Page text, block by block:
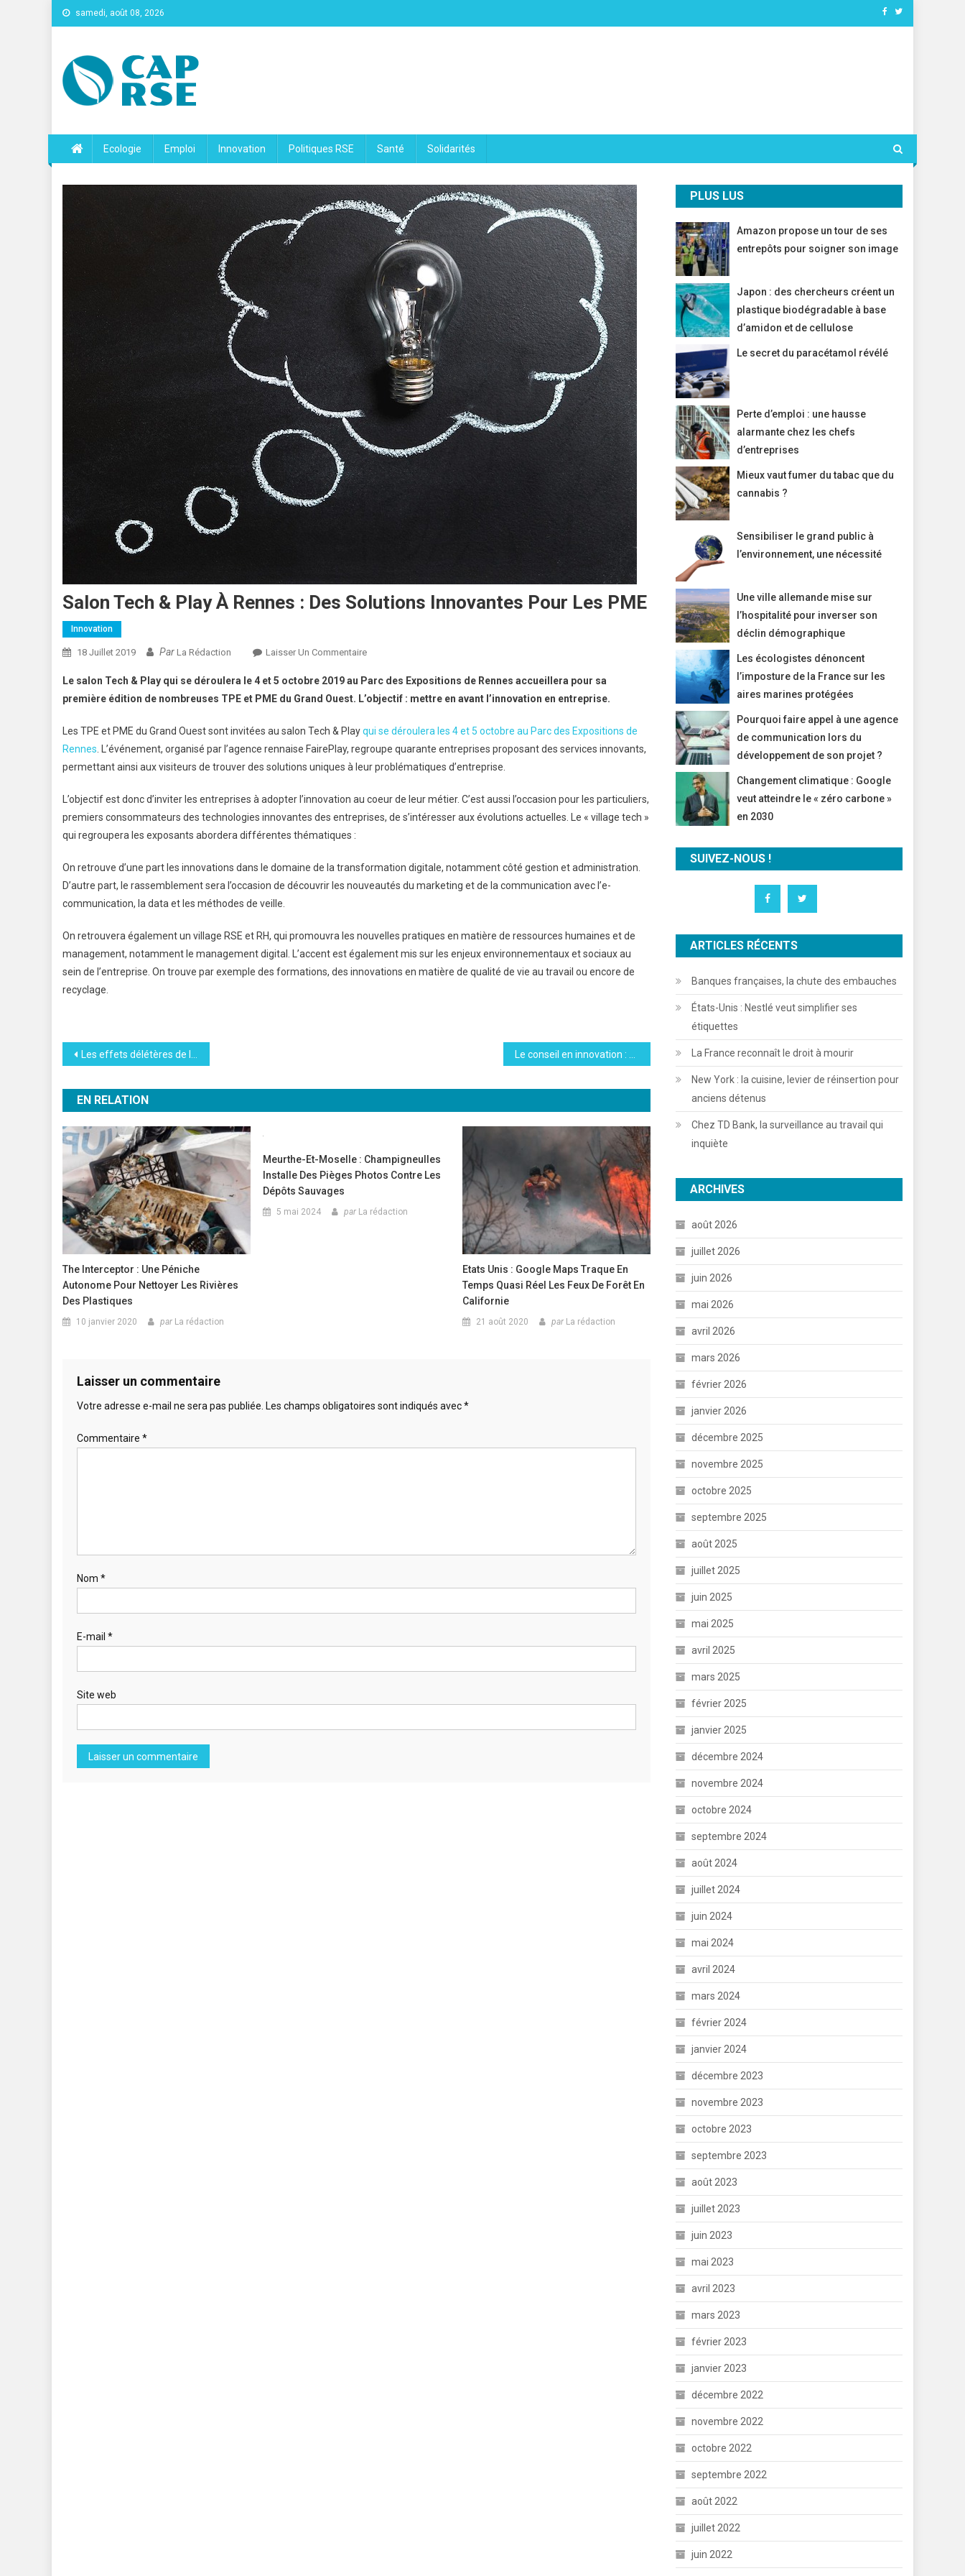
samedi, août 08, 2026
Ecologie Emploi Innovation Politiques RSE Santé Solidarités
Salon Tech & Play À Rennes : Des Solutions Innovantes Pour Les PME
Innovation
18 Juillet 2019 Par La Rédaction Laisser Un CommentaireSur
Tech
&
À
Rennes
:
Solutions
Innovantes
PME
Le salon Tech & Play qui se déroulera le 4 et 5 octobre 2019 au Parc des Expositions de Rennes accueillera pour sa
première édition de nombreuses TPE et PME du Grand Ouest. L’objectif : mettre en avant l’innovation en entreprise.
Les TPE et PME du Grand Ouest sont invitées au salon Tech & Playqui se déroulera les 4 et 5 octobre au Parc des Expositions de
Rennes . L’événement, organisé par l’agence rennaise FairePlay, regroupe quarante entreprises proposant des services innovants,
permettant ainsi aux visiteurs de trouver des solutions uniques à leur problématiques d’entreprise.
L’objectif est donc d’inviter les entreprises à adopter l’innovation au coeur de leur métier. C’est aussi l’occasion pour les particuliers,
premiers consommateurs des technologies innovantes des entreprises, de s’intéresser aux évolutions actuelles. Le « village tech »
qui regroupera les exposants abordera différentes thématiques :
On retrouve d’une part les innovations dans le domaine de la transformation digitale, notamment côté gestion et administration.
D’autre part, le rassemblement sera l’occasion de découvrir les nouveautés du marketing et de la communication avec l’e-
communication, la data et les méthodes de veille.
On retrouvera également un village RSE et RH, qui promouvra les nouvelles pratiques en matière de ressources humaines et de
management, notamment le management digital. L’accent est également mis sur les enjeux environnementaux et sociaux au
sein de l’entreprise. On trouve par exemple des formations, des innovations en matière de qualité de vie au travail ou encore de
recyclage.
Navigation
de
l’article
Les effets délétères de la pollution sur nos organes
EN RELATION
The Interceptor : Une Péniche
Autonome Pour Nettoyer Les Rivières
Des Plastiques
10 janvier 2020 par La rédaction
Meurthe-Et-Moselle : Champigneulles
Installe Des Pièges Photos Contre Les
Dépôts Sauvages
5 mai 2024 par La rédaction
Etats Unis : Google Maps Traque En
Temps Quasi Réel Les Feux De Forêt En
Californie
21 août 2020 par La rédaction
Laisser un commentaire
Votre adresse e-mail ne sera pas publiée. Les champs obligatoires sont indiqués avec*
Commentaire *
Nom *
E-mail *
Site web
PLUS LUS
Amazon propose un tour de ses
entrepôts pour soigner son image
Japon : des chercheurs créent un
plastique biodégradable à base
d’amidon et de cellulose
Le secret du paracétamol révélé
Perte d’emploi : une hausse
alarmante chez les chefs
d’entreprises
Mieux vaut fumer du tabac que du
cannabis ?
Sensibiliser le grand public à
l’environnement, une nécessité
Une ville allemande mise sur
l’hospitalité pour inverser son
déclin démographique
Les écologistes dénoncent
l’imposture de la France sur les
aires marines protégées
Pourquoi faire appel à une agence
de communication lors du
développement de son projet ?
Changement climatique : Google
veut atteindre le « zéro carbone »
en 2030
SUIVEZ-NOUS !
ARTICLES RÉCENTS
Banques françaises, la chute des embauches
États-Unis : Nestlé veut simplifier ses
étiquettes
La France reconnaît le droit à mourir
New York : la cuisine, levier de réinsertion pour
anciens détenus
Chez TD Bank, la surveillance au travail qui
inquiète
ARCHIVES
août 2026
juillet 2026
juin 2026
mai 2026
avril 2026
mars 2026
février 2026
janvier 2026
décembre 2025
novembre 2025
octobre 2025
septembre 2025
août 2025
juillet 2025
juin 2025
mai 2025
avril 2025
mars 2025
février 2025
janvier 2025
décembre 2024
novembre 2024
octobre 2024
septembre 2024
août 2024
juillet 2024
juin 2024
mai 2024
avril 2024
mars 2024
février 2024
janvier 2024
décembre 2023
novembre 2023
octobre 2023
septembre 2023
août 2023
juillet 2023
juin 2023
mai 2023
avril 2023
mars 2023
février 2023
janvier 2023
décembre 2022
novembre 2022
octobre 2022
septembre 2022
août 2022
juillet 2022
juin 2022